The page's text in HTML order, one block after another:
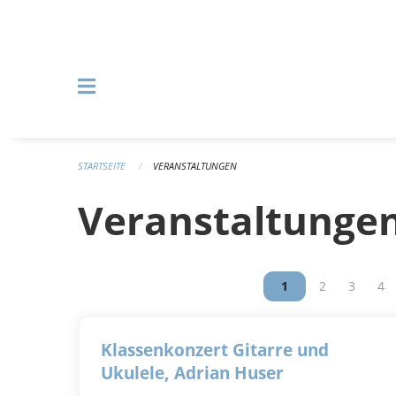
STARTSEITE VERANSTALTUNGEN
Vous êtes sur la
1 Vous êtes
2 Vous
3 4
Klassenkonzert Gitarre und
Ukulele, Adrian Huser